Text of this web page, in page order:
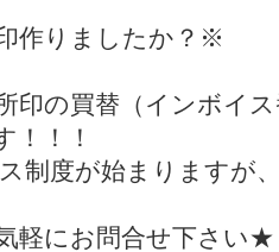
作りましたか？※
印の買替（インボイ
！！！
制度が始まりますが
軽にお問合せ下さい★